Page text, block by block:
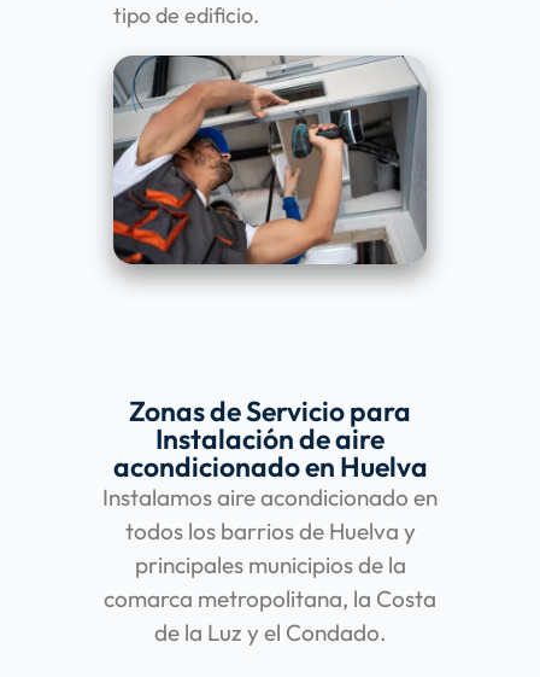
tipo de edificio.
Zonas de Servicio para
Instalación de aire
acondicionado en Huelva
Instalamos aire acondicionado en
todos los barrios de Huelva y
principales municipios de la
comarca metropolitana, la Costa
de la Luz y el Condado.